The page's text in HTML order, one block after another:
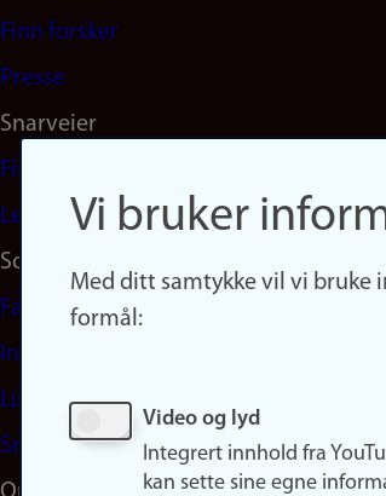
(no)
Finn forsker
Presse
Snarveier
Finn studier
Ledige stillinger
Sosiale medier
Facebook
Instagram
LinkedIn
Snapchat
Vi bruker
Med ditt samtykke vil vi bruke
formål:
Video og lyd
Integrert innhold fra
kan sette sine egne